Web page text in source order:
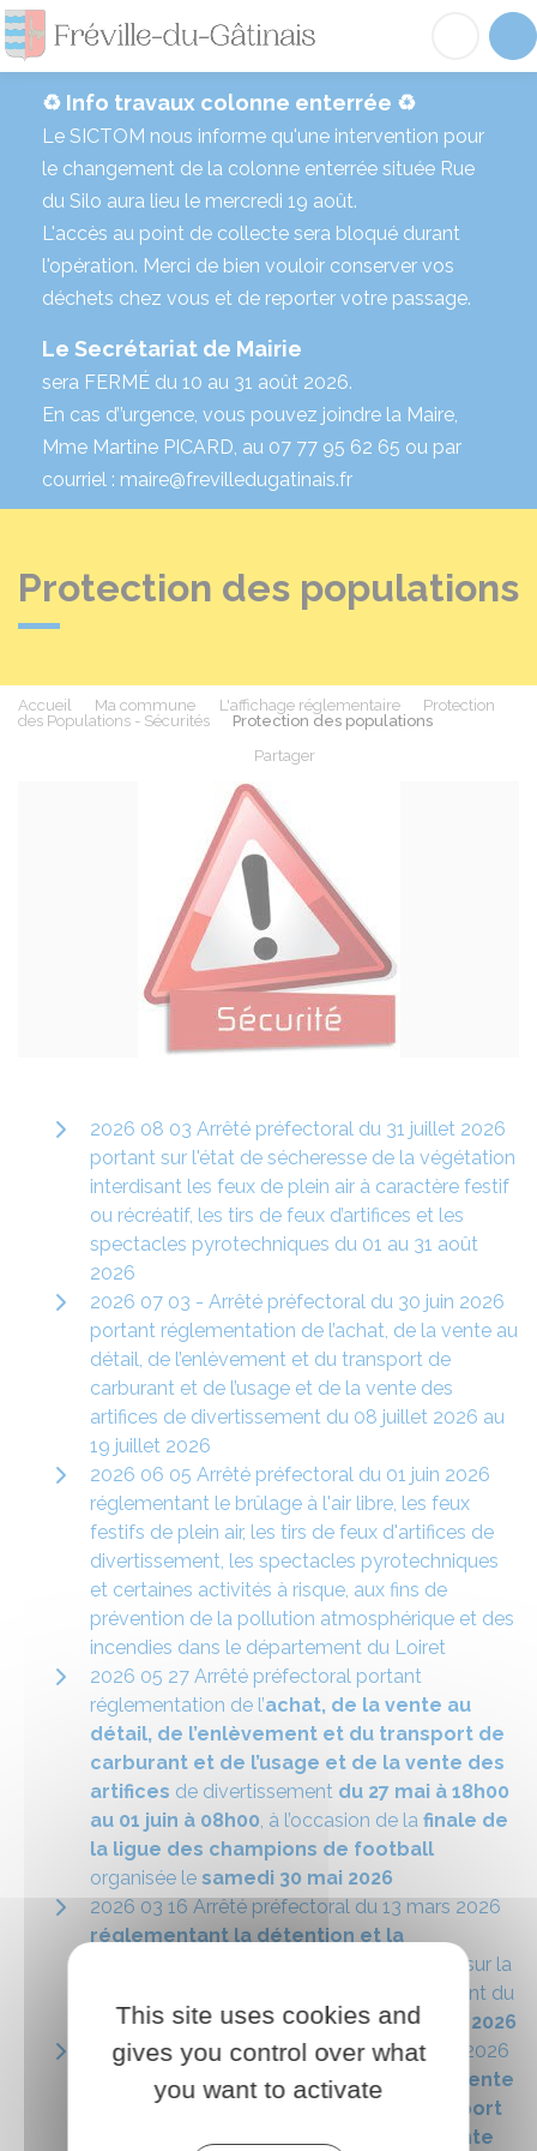
Fréville-du-
♻️ Info travaux colonne enterrée ♻️
Le SICTOM nous informe qu'une intervention pour
le changement de la colonne enterrée située Rue
du Silo aura lieu le mercredi 19 août.
L'accès au point de collecte sera bloqué durant
l'opération. Merci de bien vouloir conserver vos
déchets chez vous et de reporter votre passage.
Le Secrétariat de Mairie
sera FERMÉ du 10 au 31 août 2026.
En cas d’’urgence, vous pouvez joindre la Maire,
Mme Martine PICARD, au 07 77 95 62 65 ou par
courriel : maire@frevilledugatinais.fr
Protection des populations
Accueil Ma commune L'affichage réglementaire
Protection
des Populations - Sécurités
Protection des populations
Partager
2026 08 03 Arrêté préfectoral du 31 juillet 2026
portant sur l'état de sécheresse de la végétation
interdisant les feux de plein air à caractère festif
ou récréatif, les tirs de feux d’artifices et les
spectacles pyrotechniques du 01 au 31 août
2026
2026 07 03 - Arrêté préfectoral du 30 juin 2026
portant réglementation de l’achat, de la vente au
détail, de l’enlèvement et du transport de
carburant et de l’usage et de la vente des
artifices de divertissement du 08 juillet 2026 au
19 juillet 2026
2026 06 05 Arrêté préfectoral du 01 juin 2026
réglementant le brûlage à l'air libre, les feux
festifs de plein air, les tirs de feux d'artifices de
divertissement, les spectacles pyrotechniques
et certaines activités à risque, aux fins de
prévention de la pollution atmosphérique et des
incendies dans le département du Loiret
2026 05 27 Arrêté préfectoral portant
réglementation de l’achat, de la vente au
détail, de l’enlèvement et du transport de
carburant et de l’usage et de la vente des
artifices de divertissement du 27 mai à 18h00
au 01 juin à 08h00, à l’occasion de la finale de
la ligue des champions de football
organisée le samedi 30 mai 2026
2026 03 16 Arrêté préfectoral du 13 mars 2026
réglementant la détention et la
sur la
voie publique sur le territoire du département du
Loiret, valable du16 mars 2026 au 15 juin 2026
2026 01 13 Arrêté préfectoral du 12 janvier 2026
portant réglementation del’achat, de la vente
au détail, de l’enlèvement et du transport
de carburant et de l’usage et de la vente
This site uses cookies and
gives you control over what
you want to activate